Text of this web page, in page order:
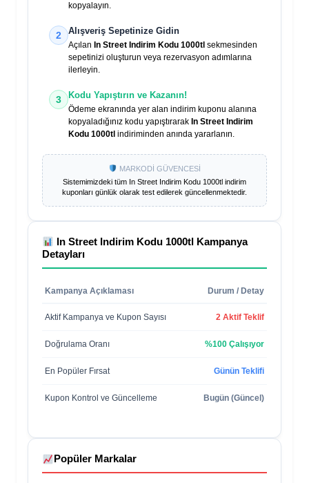
kopyalayın.
2 Alışveriş Sepetinize Gidin
Açılan In Street Indirim Kodu 1000tl sekmesinden
sepetinizi oluşturun veya rezervasyon adımlarına
ilerleyin.
3 Kodu Yapıştırın ve Kazanın!
Ödeme ekranında yer alan indirim kuponu alanına
kopyaladığınız kodu yapıştırarak In Street Indirim
Kodu 1000tl indiriminden anında yararlanın.
MARKODİ GÜVENCESİ
Sistemimizdeki tüm In Street Indirim Kodu 1000tl indirim
kuponları günlük olarak test edilerek güncellenmektedir.
In Street Indirim Kodu 1000tl Kampanya
Detayları
Kampanya Açıklaması Durum / Detay
Aktif Kampanya ve Kupon Sayısı 2 Aktif Teklif
Doğrulama Oranı %100 Çalışıyor
En Popüler Fırsat Günün Teklifi
Kupon Kontrol ve Güncelleme Bugün (Güncel)
Popüler Markalar